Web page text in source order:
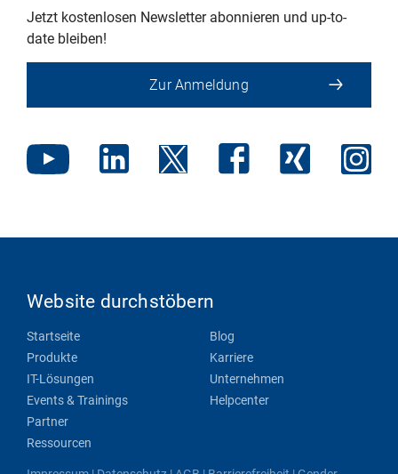
Jetzt kostenlosen Newsletter abonnieren und up-to-
date bleiben!
Zur Anmeldung
Website durchstöbern
Startseite
Produkte
IT-Lösungen
Events & Trainings
Partner
Ressourcen
Blog
Karriere
Unternehmen
Helpcenter